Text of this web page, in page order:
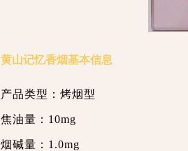
黄山记忆香烟基本信息
产品类型：烤烟型
焦油量：10mg
烟碱量：1.0mg